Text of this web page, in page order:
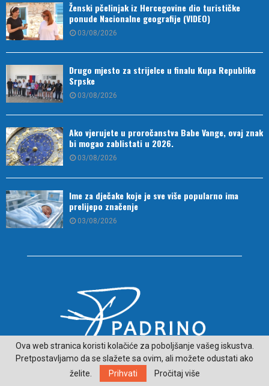
Ženski pčelinjak iz Hercegovine dio turističke
ponude Nacionalne geografije (VIDEO)
03/08/2026
Drugo mjesto za strijelce u finalu Kupa Republike
Srpske
03/08/2026
Ako vjerujete u proročanstva Babe Vange, ovaj znak
bi mogao zablistati u 2026.
03/08/2026
Ime za dječake koje je sve više popularno ima
prelijepo značenje
03/08/2026
O NAMA
Ova web stranica koristi kolačiće za poboljšanje vašeg iskustva.
Pretpostavljamo da se slažete sa ovim, ali možete odustati ako
želite.
Prihvati Pročitaj više